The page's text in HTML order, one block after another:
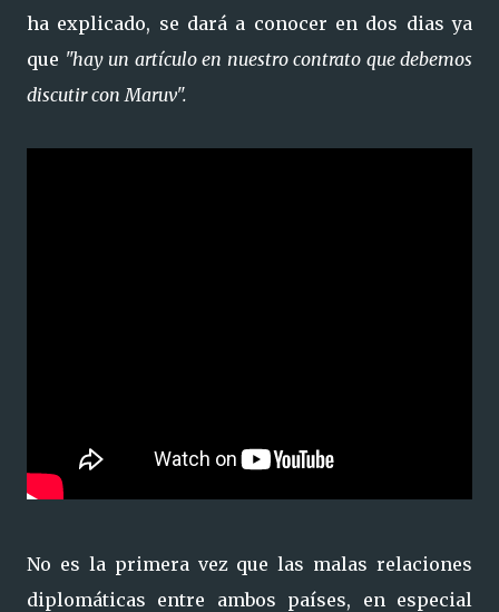
ha explicado, se dará a conocer en dos dias ya
que "hay un artículo en nuestro contrato que debemos
discutir con Maruv".
No es la primera vez que las malas relaciones
diplomáticas entre ambos países, en especial